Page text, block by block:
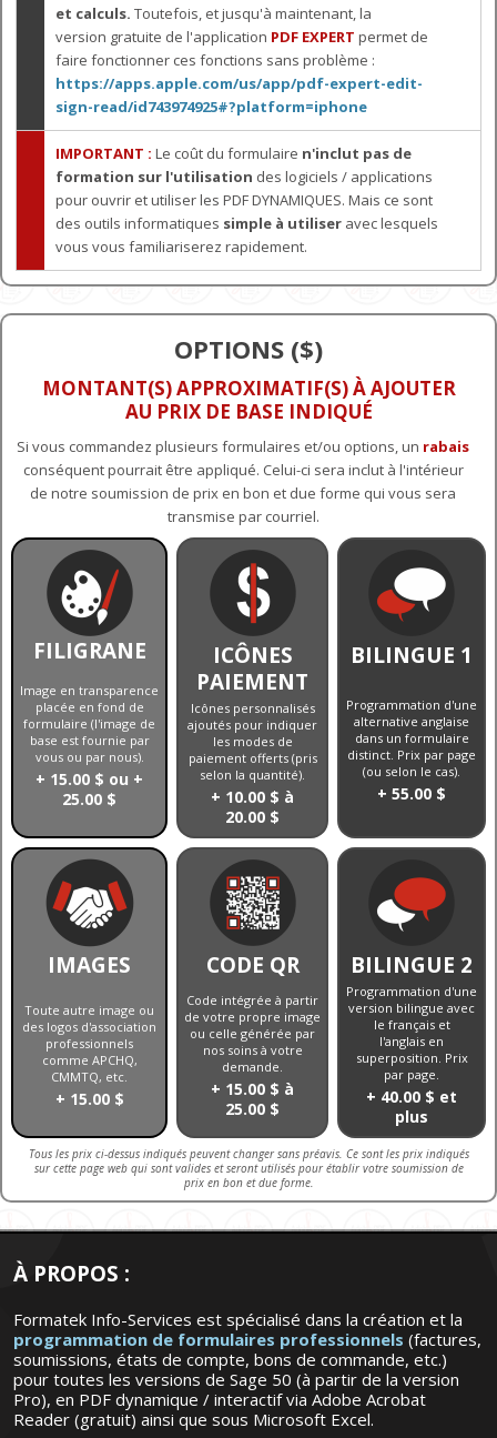
et calculs. Toutefois, et jusqu'à maintenant, la
version gratuite de l'application PDF EXPERT permet de
faire fonctionner ces fonctions sans problème :
https://apps.apple.com/us/app/pdf-expert-edit-
sign-read/id743974925#?platform=iphone
IMPORTANT : Le coût du formulaire n'inclut pas de
formation sur l'utilisation des logiciels / applications
pour ouvrir et utiliser les PDF DYNAMIQUES. Mais ce sont
des outils informatiques simple à utiliser avec lesquels
vous vous familiariserez rapidement.
OPTIONS ($)
MONTANT(S) APPROXIMATIF(S) À AJOUTER
AU PRIX DE BASE INDIQUÉ
Si vous commandez plusieurs formulaires et/ou options, un rabais
conséquent pourrait être appliqué. Celui-ci sera inclut à l'intérieur
de notre soumission de prix en bon et due forme qui vous sera
transmise par courriel.
FILIGRANE
Image en transparence
placée en fond de
formulaire (l'image de
base est fournie par
vous ou par nous).
+ 15.00 $ ou +
25.00 $
ICÔNES
PAIEMENT
Icônes personnalisés
ajoutés pour indiquer
les modes de
paiement offerts (pris
selon la quantité).
+ 10.00 $ à
20.00 $
BILINGUE 1
Programmation d'une
alternative anglaise
dans un formulaire
distinct. Prix par page
(ou selon le cas).
+ 55.00 $
IMAGES
Toute autre image ou
des logos d'association
professionnels
comme APCHQ,
CMMTQ, etc.
+ 15.00 $
CODE QR
Code intégrée à partir
de votre propre image
ou celle générée par
nos soins à votre
demande.
+ 15.00 $ à
25.00 $
BILINGUE 2
Programmation d'une
version bilingue avec
le français et
l'anglais en
superposition. Prix
par page.
+ 40.00 $ et
plus
Tous les prix ci-dessus indiqués peuvent changer sans préavis. Ce sont les prix indiqués
sur cette page web qui sont valides et seront utilisés pour établir votre soumission de
prix en bon et due forme.
À PROPOS :
Formatek Info-Services est spécialisé dans la création et la
programmation de formulaires professionnels (factures,
soumissions, états de compte, bons de commande, etc.)
pour toutes les versions de Sage 50 (à partir de la version
Pro), en PDF dynamique / interactif via Adobe Acrobat
Reader (gratuit) ainsi que sous Microsoft Excel.